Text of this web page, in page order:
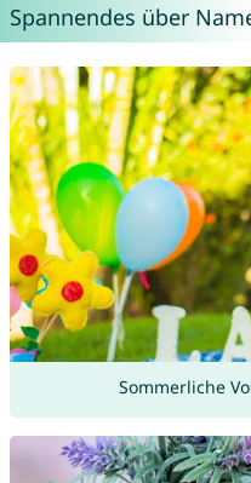
Spannendes über
Sommerliche